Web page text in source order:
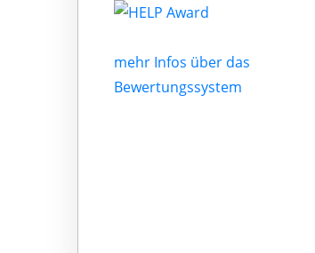
mehr Infos über das
Bewertungssystem